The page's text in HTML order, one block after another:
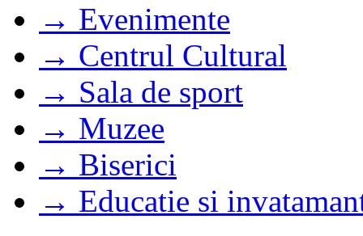
→ Evenimente
→ Centrul Cultural
→ Sala de sport
→ Muzee
→ Biserici
→ Educatie si